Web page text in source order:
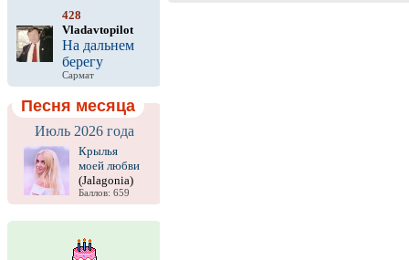
428
Vladavtopilot
На дальнем
берегу
Сармат
Песня месяца
Июль 2026 года
Крылья
моей любви
(Jalagonia)
Баллов: 659